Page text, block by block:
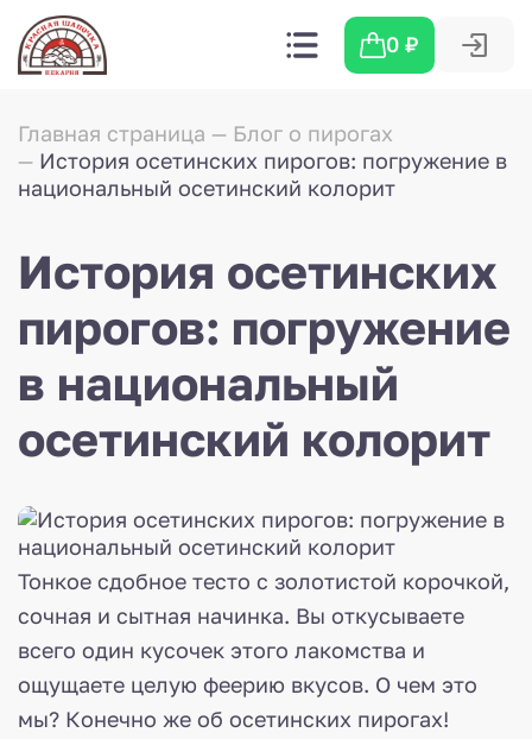
0 ₽
Главная страница
Блог о пирогах
История осетинских пирогов: погружение в
национальный осетинский колорит
История осетинских
пирогов: погружение
в национальный
осетинский колорит
Тонкое сдобное тесто с золотистой корочкой,
сочная и сытная начинка. Вы откусываете
всего один кусочек этого лакомства и
ощущаете целую феерию вкусов. О чем это
мы? Конечно же об осетинских пирогах!